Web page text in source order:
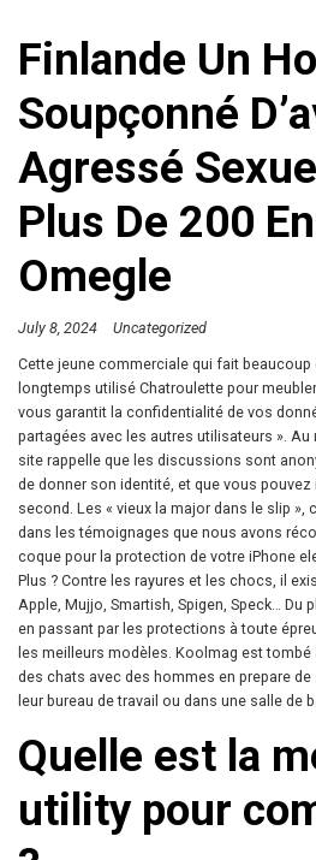
Finlande Un
Soupçonné
Agressé
Plus De 200
Omegle
July 8, 2024
Uncategorized
Cette jeune commerciale qui fait beaucoup
longtemps utilisé Chatroulette pour
vous garantit la confidentialité de vos
partagées avec les autres utilisateurs ».
site rappelle que les discussions sont
de donner son identité, et que vous
second. Les « vieux la major dans le slip »,
dans les témoignages que nous avons
coque pour la protection de votre iPhone
Plus ? Contre les rayures et les chocs, il
Apple, Mujjo, Smartish, Spigen, Speck… Du
en passant par les protections à toute
les meilleurs modèles. Koolmag est tombé
des chats avec des hommes en prepare
leur bureau de travail ou dans une salle de
Quelle est la
utility pour